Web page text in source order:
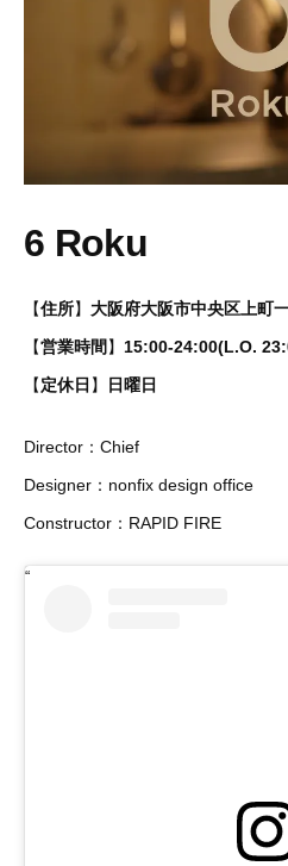
6 Roku
【住所】 大阪府大阪市中央区上町
【営業時間 】 15:00-24:00(L.O.
【定休日 】 日曜日
Director：Chief
Designer：nonfix design office
Constructor：RAPID FIRE